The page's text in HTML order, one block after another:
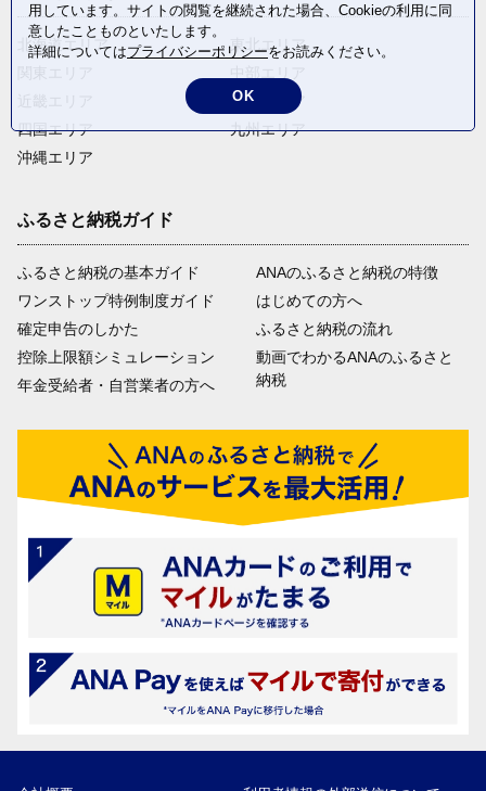
北海道エリア
四国エリア
沖縄エリア
東北エリア
中国エリア
九州エリア
ふるさと納税ガイド
ふるさと納税の基本ガイド
ワンストップ特例制度ガイド
確定申告のしかた
控除上限額シミュレーション
年金受給者・自営業者の方へ
ANAのふるさと納税の特徴
はじめての方へ
ふるさと納税の流れ
動画でわかるANAのふるさと
納税
用しています。サイトの閲覧を継続された場合、Cookieの利用に同
意したことものといたします。
詳細についてはプライバシーポリシーをお読みください。
OK